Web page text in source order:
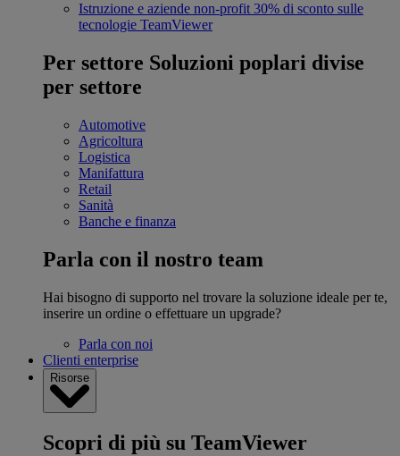
Istruzione e aziende non-profit 30% di sconto sulle
tecnologie TeamViewer
Per settore Soluzioni poplari divise
per settore
Automotive
Agricoltura
Logistica
Manifattura
Retail
Sanità
Banche e finanza
Parla con il nostro team
Hai bisogno di supporto nel trovare la soluzione ideale per te,
inserire un ordine o effettuare un upgrade?
Parla con noi
Clienti enterprise
Risorse
Scopri di più su TeamViewer